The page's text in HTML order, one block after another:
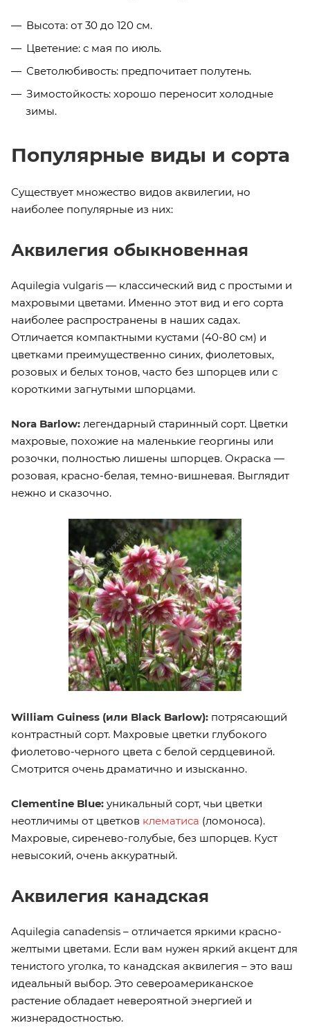
Высота: от 30 до 120 см.
Цветение: с мая по июль.
Светолюбивость: предпочитает полутень.
Зимостойкость: хорошо переносит холодные
зимы.
Популярные виды и сорта
Существует множество видов аквилегии, но
наиболее популярные из них:
Аквилегия обыкновенная
Aquilegia vulgaris — классический вид с простыми и
махровыми цветами. Именно этот вид и его сорта
наиболее распространены в наших садах.
Отличается компактными кустами (40-80 см) и
цветками преимущественно синих, фиолетовых,
розовых и белых тонов, часто без шпорцев или с
короткими загнутыми шпорцами.
Nora Barlow: легендарный старинный сорт. Цветки
махровые, похожие на маленькие георгины или
розочки, полностью лишены шпорцев. Окраска —
розовая, красно-белая, темно-вишневая. Выглядит
нежно и сказочно.
William Guiness (или Black Barlow): потрясающий
контрастный сорт. Махровые цветки глубокого
фиолетово-черного цвета с белой сердцевиной.
Смотрится очень драматично и изысканно.
Clementine Blue: уникальный сорт, чьи цветки
неотличимы от цветков клематиса (ломоноса).
Махровые, сиренево-голубые, без шпорцев. Куст
невысокий, очень аккуратный.
Аквилегия канадская
Aquilegia canadensis – отличается яркими красно-
желтыми цветами. Если вам нужен яркий акцент для
тенистого уголка, то канадская аквилегия – это ваш
идеальный выбор. Это североамериканское
растение обладает невероятной энергией и
жизнерадостностью.